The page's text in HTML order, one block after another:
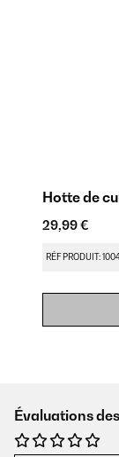
Hotte de
29,99 €
RÉF PRODUIT:
Évaluations